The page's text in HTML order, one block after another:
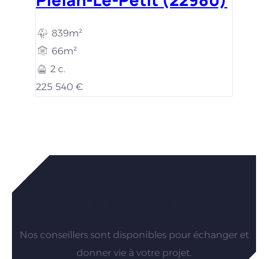
839m²
66m²
2 c.
225 540 €
Vous êtes intéressés par nos
Nos conseillers sont disponibles pour échanger et
donner vie à votre projet.